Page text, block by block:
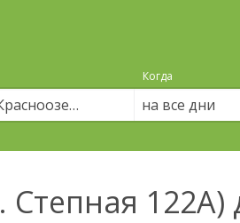
Когда
на все дни
Степная